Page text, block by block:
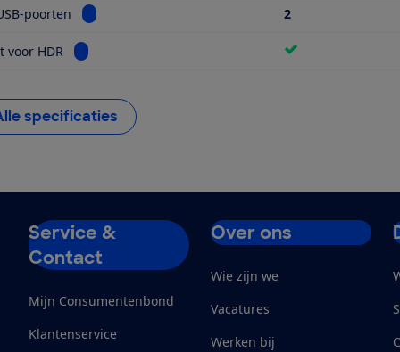
poorten Bekijk informatie voor Aantal USB-poorten
2
voor HDR Bekijk informatie voor Geschikt voor HDR
specificaties
Service &
Contact
Mijn Consumentenbond
Klantenservice
Over ons
Wie zijn we
Vacatures
Werken bij